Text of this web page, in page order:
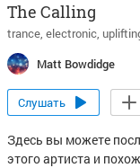
The Calling
trance electronic
Matt Bowdidge
Слушать
Здесь вы можете
этого артиста и